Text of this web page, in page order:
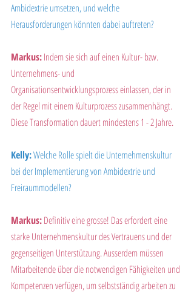
Ambidextrie umsetzen, und welche
Herausforderungen könnten dabei auftreten?
Markus: Indem sie sich auf einen Kultur- bzw.
Unternehmens- und
Organisationsentwicklungsprozess einlassen, der in
der Regel mit einem Kulturprozess zusammenhängt.
Diese Transformation dauert mindestens 1 - 2 Jahre.
Kelly: Welche Rolle spielt die Unternehmenskultur
bei der Implementierung von Ambidextrie und
Freiraummodellen?
Markus: Definitiv eine grosse! Das erfordert eine
starke Unternehmenskultur des Vertrauens und der
gegenseitigen Unterstützung. Ausserdem müssen
Mitarbeitende über die notwendigen Fähigkeiten und
Kompetenzen verfügen, um selbstständig arbeiten zu